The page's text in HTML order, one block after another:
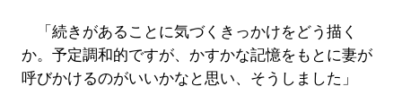
「続きがあることに気づくきっかけをどう描く
か。予定調和的ですが、かすかな記憶をもとに妻が
呼びかけるのがいいかなと思い、そうしました」